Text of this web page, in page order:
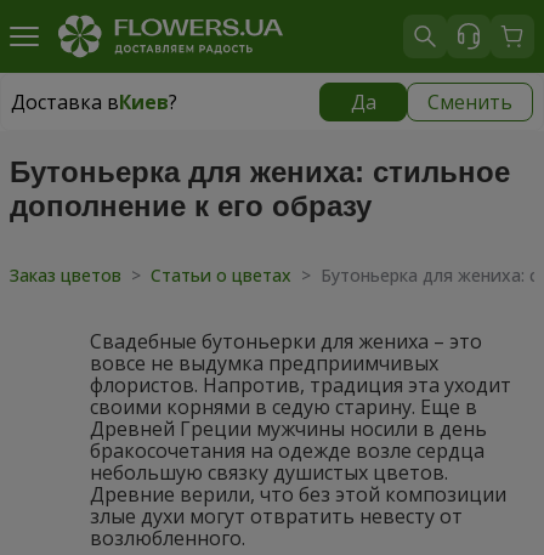
Доставка вКиев? Да Сменить
Доставка вКиев
Бутоньерка для жениха: стильное
дополнение к его образу
Заказ цветов > Статьи о цветах > Бутоньерка для жениха:
Свадебные бутоньерки для жениха – это
вовсе не выдумка предприимчивых
флористов. Напротив, традиция эта уходит
своими корнями в седую старину. Еще в
Древней Греции мужчины носили в день
бракосочетания на одежде возле сердца
небольшую связку душистых цветов.
Древние верили, что без этой композиции
злые духи могут отвратить невесту от
возлюбленного.